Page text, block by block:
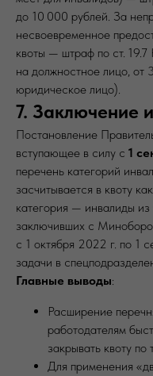
до 10 000 рублей. За
несвоевременное
квоты — штраф по ст.
на должностное лицо,
юридическое лицо).
7. Заключение
Постановление
вступающее в силу с 1
перечень категорий
засчитывается в квоту
категория — инвалиды
заключивших с
с 1 октября 2022 г. по 1
задачи в
Главные выводы:
Расширение
работодателям
закрывать квоту по
Для применения